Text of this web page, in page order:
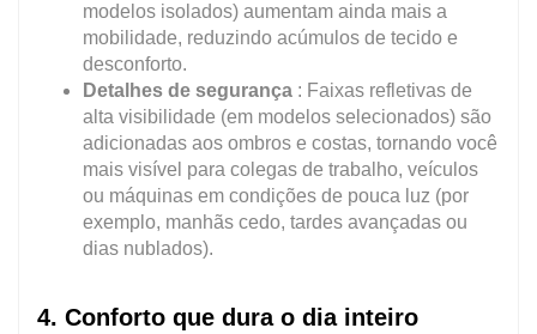
modelos isolados) aumentam ainda mais a
mobilidade, reduzindo acúmulos de tecido e
desconforto.
Detalhes de segurança : Faixas refletivas de
alta visibilidade (em modelos selecionados) são
adicionadas aos ombros e costas, tornando você
mais visível para colegas de trabalho, veículos
ou máquinas em condições de pouca luz (por
exemplo, manhãs cedo, tardes avançadas ou
dias nublados).
4. Conforto que dura o dia inteiro